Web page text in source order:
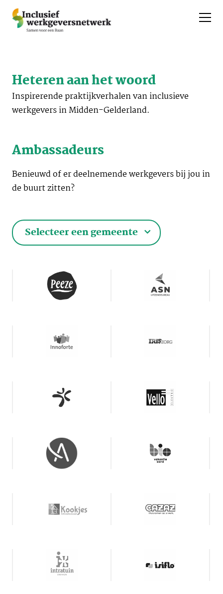
Heteren aan het woord
Inspirerende praktijkverhalen van inclusieve
werkgevers in Midden-Gelderland.
Ambassadeurs
Benieuwd of er deelnemende werkgevers bij jou in
de buurt zitten?